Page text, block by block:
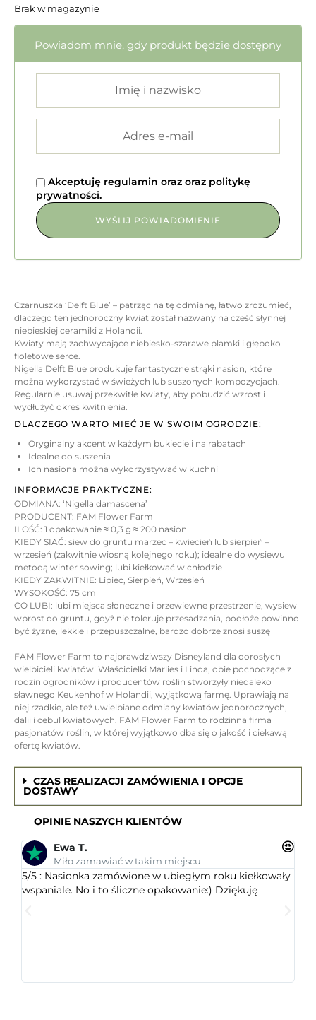
Brak w magazynie
Powiadom mnie, gdy produkt będzie dostępny
Akceptuję regulamin oraz oraz politykę
prywatności.
Czarnuszka ‘Delft Blue’ – patrząc na tę odmianę, łatwo zrozumieć,
dlaczego ten jednoroczny kwiat został nazwany na cześć słynnej
niebieskiej ceramiki z Holandii.
Kwiaty mają zachwycające niebiesko-szarawe plamki i głęboko
fioletowe serce.
Nigella Delft Blue produkuje fantastyczne strąki nasion, które
można wykorzystać w świeżych lub suszonych kompozycjach.
Regularnie usuwaj przekwitłe kwiaty, aby pobudzić wzrost i
wydłużyć okres kwitnienia.
DLACZEGO WARTO MIEĆ JE W SWOIM OGRODZIE:
Oryginalny akcent w każdym bukiecie i na rabatach
Idealne do suszenia
Ich nasiona można wykorzystywać w kuchni
INFORMACJE PRAKTYCZNE:
ODMIANA: ‘Nigella damascena’
PRODUCENT: FAM Flower Farm
ILOŚĆ: 1 opakowanie ≈ 0,3 g ≈ 200 nasion
KIEDY SIAĆ: siew do gruntu marzec – kwiecień lub sierpień –
wrzesień (zakwitnie wiosną kolejnego roku); idealne do wysiewu
metodą winter sowing; lubi kiełkować w chłodzie
KIEDY ZAKWITNIE: Lipiec, Sierpień, Wrzesień
WYSOKOŚĆ: 75 cm
CO LUBI: lubi miejsca słoneczne i przewiewne przestrzenie, wysiew
wprost do gruntu, gdyż nie toleruje przesadzania, podłoże powinno
być żyzne, lekkie i przepuszczalne, bardzo dobrze znosi suszę
FAM Flower Farm to najprawdziwszy Disneyland dla dorosłych
wielbicieli kwiatów! Właścicielki Marlies i Linda, obie pochodzące z
rodzin ogrodników i producentów roślin stworzyły niedaleko
sławnego Keukenhof w Holandii, wyjątkową farmę. Uprawiają na
niej rzadkie, ale też uwielbiane odmiany kwiatów jednorocznych,
dalii i cebul kwiatowych. FAM Flower Farm to rodzinna firma
pasjonatów roślin, w której wyjątkowo dba się o jakość i ciekawą
ofertę kwiatów.
CZAS REALIZACJI ZAMÓWIENIA I OPCJE
DOSTAWY
OPINIE NASZYCH KLIENTÓW
Ewa T.
Miło zamawiać w takim miejscu
5/5 : Nasionka zamówione w ubiegłym roku kiełkowały
wspaniale. No i to śliczne opakowanie:) Dziękuję